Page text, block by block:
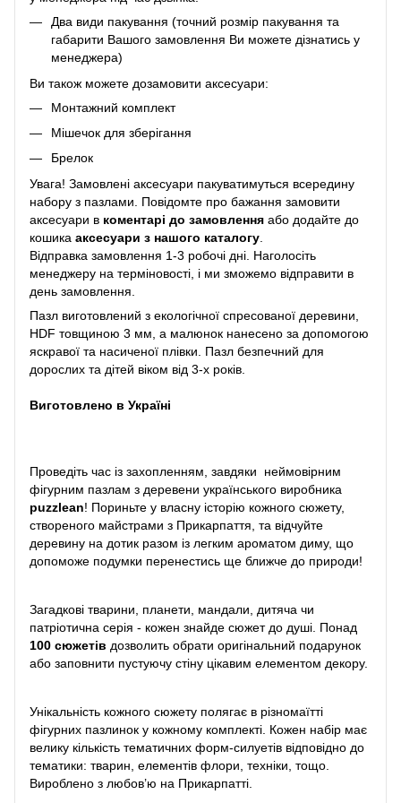
Два види пакування (точний розмір пакування та
габарити Вашого замовлення Ви можете дізнатись у
менеджера)
Ви також можете дозамовити аксесуари:
Монтажний комплект
Мішечок для зберігання
Брелок
Увага! Замовлені аксесуари пакуватимуться всередину
набору з пазлами. Повідомте про бажання замовити
аксесуари в коментарі до замовлення або додайте до
кошика аксесуари з нашого каталогу
Відправка замовлення 1-3 робочі дні. Наголосіть
менеджеру на терміновості, і ми зможемо відправити в
день замовлення.
Пазл виготовлений з екологічної спресованої деревини,
HDF товщиною 3 мм, а малюнок нанесено за допомогою
яскравої та насиченої плівки. Пазл безпечний для
дорослих та дітей віком від 3-х років.
Виготовлено в Україні
Проведіть час із захопленням, завдяки неймовірним
фігурним пазлам з деревени українського виробника
puzzlean! Пориньте у власну історію кожного сюжету,
створеного майстрами з Прикарпаття, та відчуйте
деревину на дотик разом із легким ароматом диму, що
допоможе подумки перенестись ще ближче до природи!
Загадкові тварини, планети, мандали, дитяча чи
патріотична серія - кожен знайде сюжет до душі. Понад
100 сюжетів дозволить обрати оригінальний подарунок
або заповнити пустуючу стіну цікавим елементом декору.
Унікальність кожного сюжету полягає в різномаїтті
фігурних пазлинок у кожному комплекті. Кожен набір має
велику кількість тематичних форм-силуетів відповідно до
тематики: тварин, елементів флори, техніки, тощо.
Вироблено з любов’ю на Прикарпатті.